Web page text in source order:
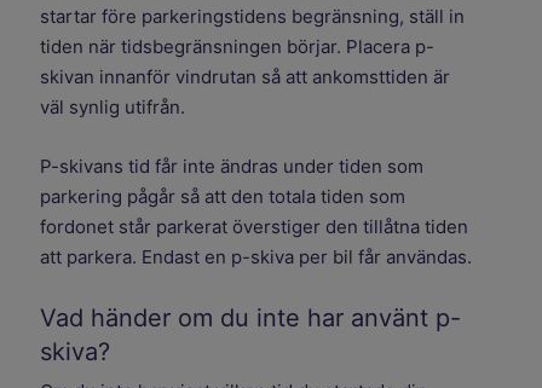
startar före parkeringstidens begränsning, ställ in
tiden när tidsbegränsningen börjar. Placera p-
skivan innanför vindrutan så att ankomsttiden är
väl synlig utifrån.
P-skivans tid får inte ändras under tiden som
parkering pågår så att den totala tiden som
fordonet står parkerat överstiger den tillåtna tiden
att parkera. Endast en p-skiva per bil får användas.
Vad händer om du inte har använt p-
skiva?